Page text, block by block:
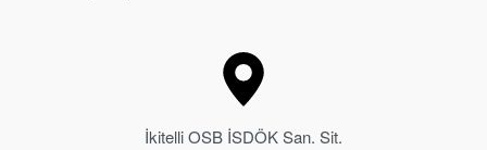
İkitelli OSB İSDÖK San. Sit.